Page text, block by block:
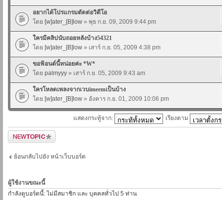
อยากได้โปรแกรมตัดต่อวิดีโอ
โดย [w]ater_[B]low » พุธ ก.ย. 09, 2009 9:44 pm
ใครมีคลิปนับถอยหลังบ้าง54321
โดย [w]ater_[B]low » เสาร์ ก.ย. 05, 2009 4:38 pm
ขอฟ้อนต์นี้หน่อยค่ะ *W*
โดย palmyyy » เสาร์ ก.ย. 05, 2009 9:43 am
ใครโหลดเพลงจากเวบimeemเป็นบ้าง
โดย [w]ater_[B]low » อังคาร ก.ย. 01, 2009 10:06 pm
แสดงกระทู้จาก: เรียงตาม
ตั้งกระทู้ใหม่
ย้อนกลับไปยัง หน้าเว็บบอร์ด
ผู้ใช้งานขณะนี้
กำลังดูบอร์ดนี้: ไม่มีสมาชิก และ บุคคลทั่วไป 5 ท่าน